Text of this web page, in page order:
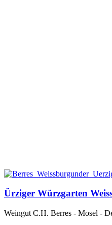
Ürziger Würzgarten
Weingut C.H. Berres - Mosel -